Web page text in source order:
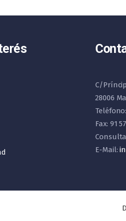
C/
28006
Fax: 91
E-Mail: